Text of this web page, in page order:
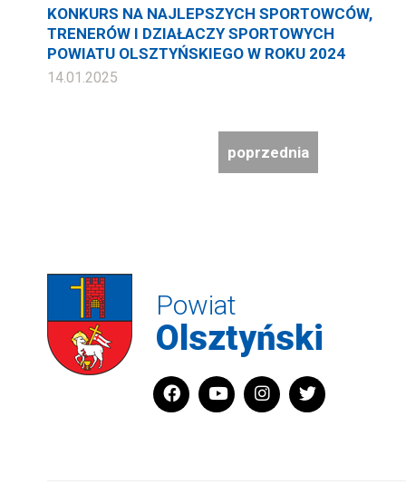
KONKURS NA NAJLEPSZYCH SPORTOWCÓW,
TRENERÓW I DZIAŁACZY SPORTOWYCH
POWIATU OLSZTYŃSKIEGO W ROKU 2024
14.01.2025
poprzednia
Powiat
Olsztyński